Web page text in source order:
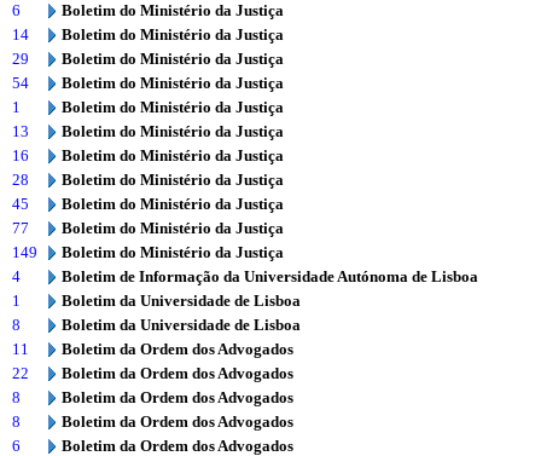
6
Boletim do Ministério da Justiça
14
Boletim do Ministério da Justiça
29
Boletim do Ministério da Justiça
54
Boletim do Ministério da Justiça
1
Boletim do Ministério da Justiça
13
Boletim do Ministério da Justiça
16
Boletim do Ministério da Justiça
28
Boletim do Ministério da Justiça
45
Boletim do Ministério da Justiça
77
Boletim do Ministério da Justiça
149
Boletim do Ministério da Justiça
4
Boletim de Informação da Universidade Autónoma de Lisboa
1
Boletim da Universidade de Lisboa
8
Boletim da Universidade de Lisboa
11
Boletim da Ordem dos Advogados
22
Boletim da Ordem dos Advogados
8
Boletim da Ordem dos Advogados
8
Boletim da Ordem dos Advogados
6
Boletim da Ordem dos Advogados